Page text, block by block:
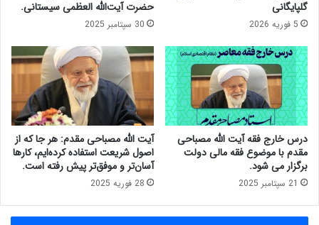
ا
ل
ل
ه
ا
ل
ع
ظ
م
ی
ص
ا
ی
ی
ر
ا
ن
ی
پ
ی
ش
ر
ف
ت
ه
گلپایگانی
5 فوریه 2026
حضرت آیت‌الله العظمی سیستانی.
30 سپتامبر 2025
درس خارج فقه آیت الله مصباحی
مقدم با موضوع فقه مالی دولت
برگزار می شود.
21 سپتامبر 2025
آیت الله مصباحی مقدم: هر جا که از
اصول شریعت استفاده کرده‌ایم، کارها
آسان‌تر و موفق‌تر پیش رفته است.
28 فوریه 2025